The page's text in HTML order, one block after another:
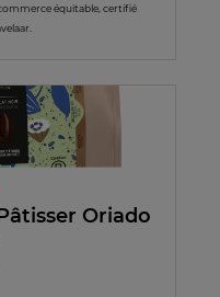
équitable, certifié
Oriado